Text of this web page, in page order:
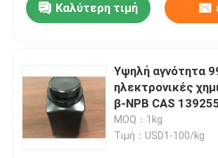
Καλύτερη τιμή
Υψηλή αγνότητα
ηλεκτρονικές
β-NPB CAS
MOQ：1kg
Τιμή：USD1-100/kg